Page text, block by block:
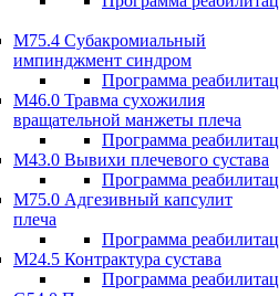
М75.4 Субакромиальный
импинджмент синдром
Программа
М46.0 Травма сухожилия
вращательной манжеты плеча
Программа
M43.0 Вывихи плечевого сустава
Программа
М75.0 Адгезивный капсулит
плеча
Программа
M24.5 Контрактура сустава
Программа